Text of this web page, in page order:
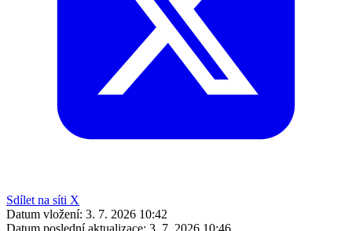
Sdílet na síti X
Datum vložení: 3. 7. 2026 10:42